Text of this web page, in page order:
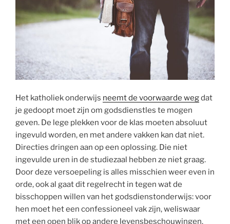
Het katholiek onderwijs neemt de voorwaarde wegdat
je gedoopt moet zijn om godsdienstles te mogen
geven. De lege plekken voor de klas moeten absoluut
ingevuld worden, en met andere vakken kan dat niet.
Directies dringen aan op een oplossing. Die niet
ingevulde uren in de studiezaal hebben ze niet graag.
Door deze versoepeling is alles misschien weer even in
orde, ook al gaat dit regelrecht in tegen wat de
bisschoppen willen van het godsdienstonderwijs: voor
hen moet het een confessioneel vak zijn, weliswaar
met een open blik op andere levensbeschouwingen.